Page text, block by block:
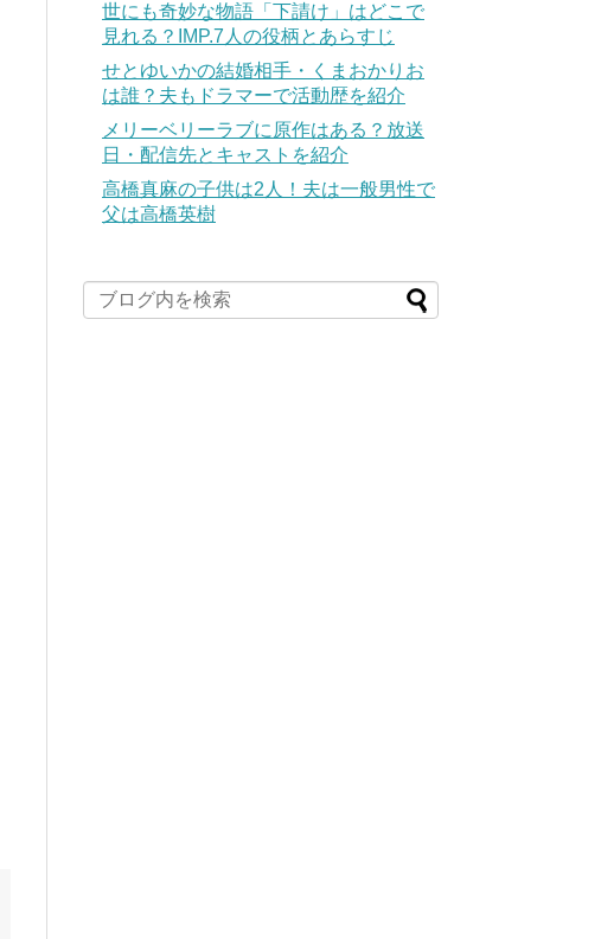
世にも奇妙な物語「下請け」はどこで
見れる？IMP.7人の役柄とあらすじ
せとゆいかの結婚相手・くまおかりお
は誰？夫もドラマーで活動歴を紹介
メリーベリーラブに原作はある？放送
日・配信先とキャストを紹介
高橋真麻の子供は2人！夫は一般男性で
父は高橋英樹